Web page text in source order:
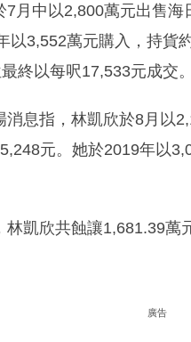
月中以2,800萬元出售
以3,552萬元購入，持貨
終以每呎17,533元成交。
息指，林凱欣於8月以
元。她於2019年以
凱欣共蝕讓1,681.39
廣告